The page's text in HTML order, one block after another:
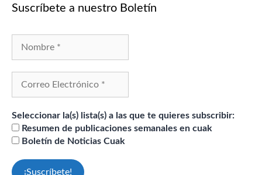
Suscríbete a nuestro Boletín
Seleccionar la(s) lista(s) a las que te quieres subscribir:
Resumen de publicaciones semanales en cuak
Boletín de Noticias Cuak